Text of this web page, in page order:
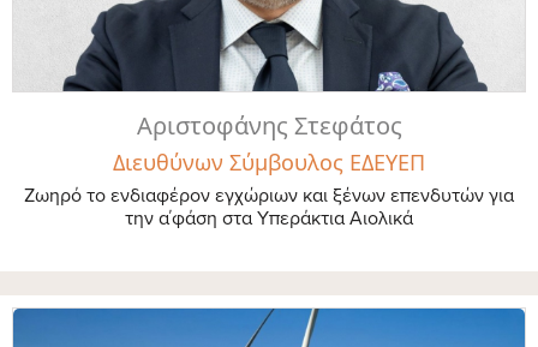
Αριστοφάνης Στεφάτος
Διευθύνων Σύμβουλος ΕΔΕΥΕΠ
Ζωηρό το ενδιαφέρον εγχώριων και ξένων επενδυτών για
την α΄φάση στα Υπεράκτια Αιολικά